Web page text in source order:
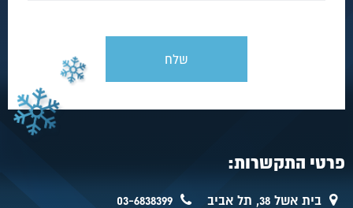
פרטי התקשרות:
בית אשל 38, תל אביב 03-6838399